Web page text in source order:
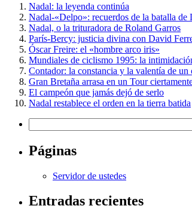
Nadal: la leyenda continúa
Nadal-«Delpo»: recuerdos de la batalla de
Nadal, o la trituradora de Roland Garros
París-Bercy: justicia divina con David
Óscar Freire: el «hombre arco iris»
Mundiales de ciclismo 1995: la
Contador: la constancia y la valentía de un
Gran Bretaña arrasa en un Tour
El campeón que jamás dejó de serlo
Nadal restablece el orden en la tierra batida
Páginas
Servidor de ustedes
Entradas recientes